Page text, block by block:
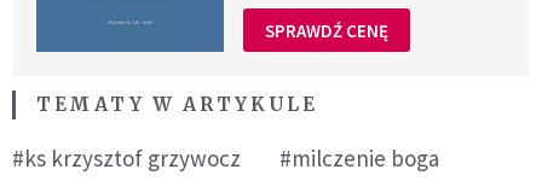
SPRAWDŹ CENĘ
TEMATY W ARTYKULE
#ks krzysztof grzywocz
#milczenie boga